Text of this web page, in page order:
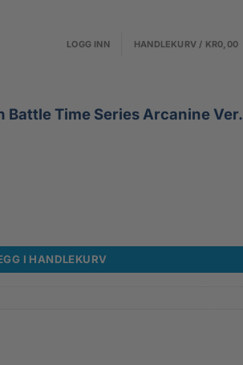
LOGG INN HANDLEKURV / KR0,00
Battle Time Series Arcanine Ver.
I HANDLEKURV